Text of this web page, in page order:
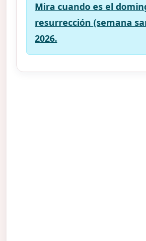
Mira cuando es el
resurrección (semana
2026.